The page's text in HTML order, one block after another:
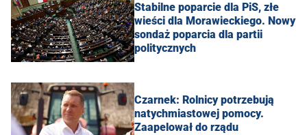
Stabilne poparcie dla PiS, złe
wieści dla Morawieckiego. Nowy
sondaż poparcia dla partii
politycznych
Czarnek: Rolnicy potrzebują
natychmiastowej pomocy.
Zaapelował do rządu